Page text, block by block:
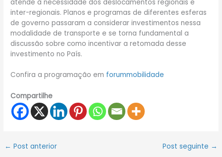
atende à necessidade dos deslocamentos regionais e
inter-regionais. Planos e programas de diferentes esferas
de governo passaram a considerar investimentos nessa
modalidade de transporte e se torna fundamental a
discussão sobre como incentivar a retomada desse
investimento no País.
Confira a programação em forummobilidade
Compartilhe
← Post anterior Post seguinte →